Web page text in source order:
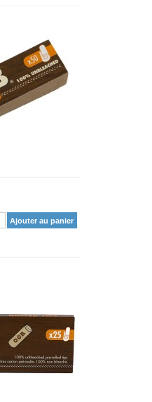
Ajouter au panier